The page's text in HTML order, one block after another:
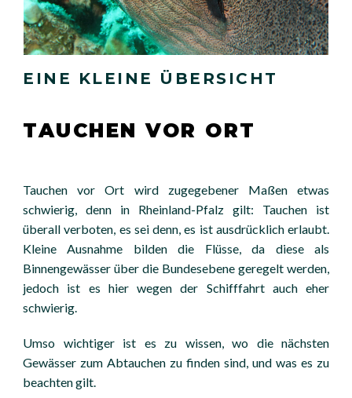
EINE KLEINE ÜBERSICHT
TAUCHEN VOR ORT
Tauchen vor Ort wird zugegebener Maßen etwas
schwierig, denn in Rheinland-Pfalz gilt: Tauchen ist
überall verboten, es sei denn, es ist ausdrücklich erlaubt.
Kleine Ausnahme bilden die Flüsse, da diese als
Binnengewässer über die Bundesebene geregelt werden,
jedoch ist es hier wegen der Schifffahrt auch eher
schwierig.
Umso wichtiger ist es zu wissen, wo die nächsten
Gewässer zum Abtauchen zu finden sind, und was es zu
beachten gilt.